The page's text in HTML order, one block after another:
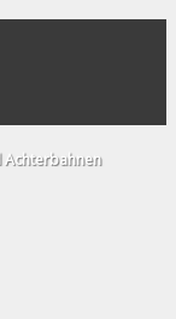
Achterbahnen